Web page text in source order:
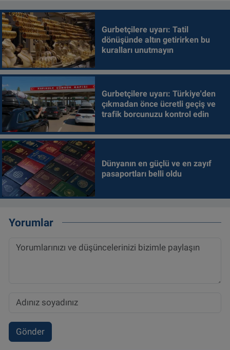
Gurbetçilere uyarı: Tatil
dönüşünde altın getirirken bu
kuralları unutmayın
Gurbetçilere uyarı: Türkiye'den
çıkmadan önce ücretli geçiş ve
trafik borcunuzu kontrol edin
Dünyanın en güçlü ve en zayıf
pasaportları belli oldu
Yorumlar
Gönder